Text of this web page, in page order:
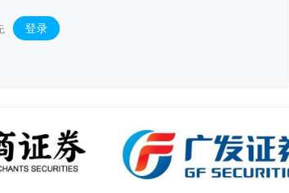
登录 。